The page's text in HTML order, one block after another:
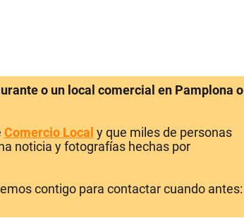
o un local comercial en Pamplona o
Comercio Local y que miles de personas
noticia y fotografías hechas por
contigo para contactar cuando antes: